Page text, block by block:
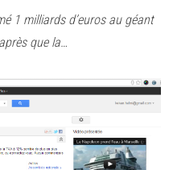
1 milliards d’euros au géant
que la…